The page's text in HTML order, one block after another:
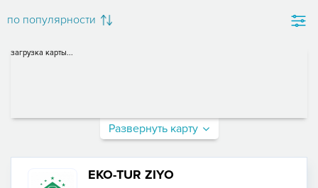
по популярности
загрузка карты...
Развернуть карту
EKO-TUR ZIYO